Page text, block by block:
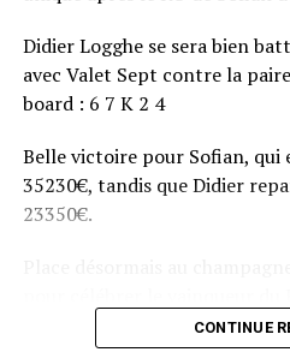
Didier Logghe se sera bien
avec Valet Sept contre la
board : 6 7 K 2 4
Belle victoire pour Sofian, qui
35230€, tandis que Didier
23350€.
CONTINUE